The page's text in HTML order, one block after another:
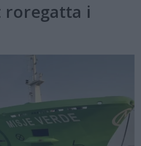
roregatta i